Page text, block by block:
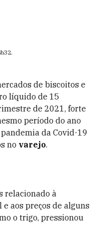
.
de biscoitos e
líquido de 15
de 2021, forte
período do ano
da Covid-19
no varejo.
relacionado à
aos preços de alguns
o trigo, pressionou